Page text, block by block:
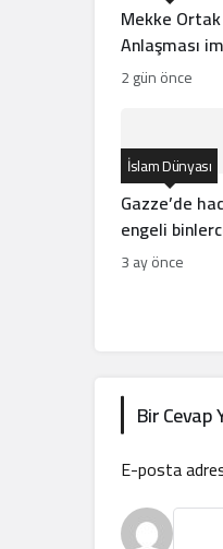
Mekke
Anlaşması
tarihi ittifak
2 gün önce
Gazze’de
engeli
İslam Dünyası
3 ay önce
Bir Cevap
E-posta